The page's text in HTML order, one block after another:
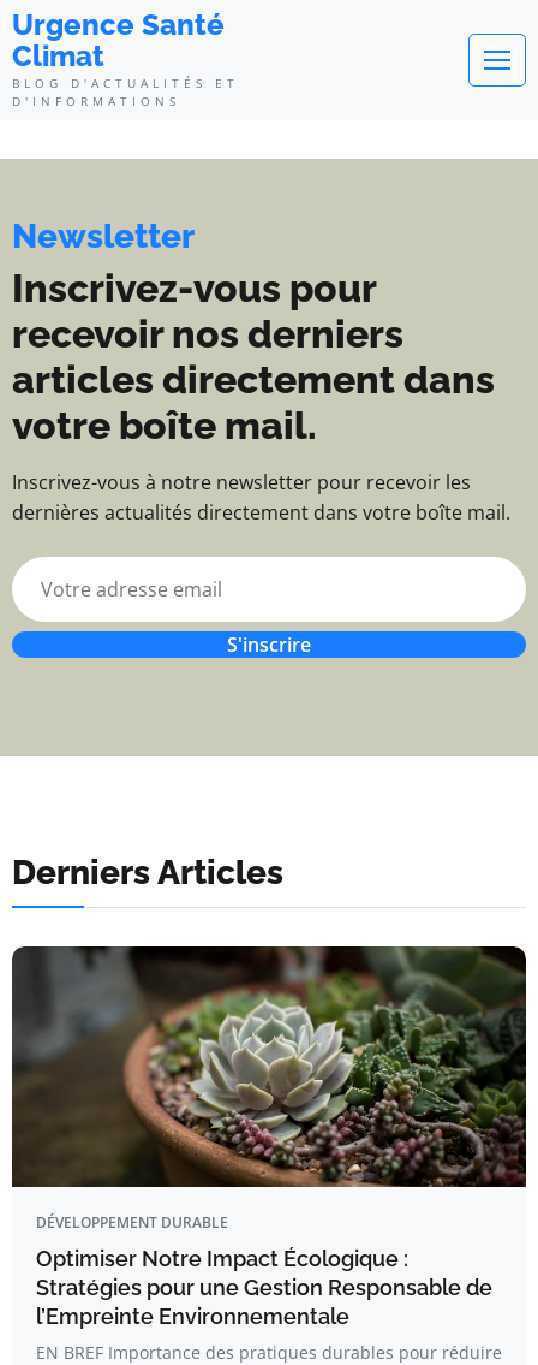
Urgence Santé Climat - Blog
Urgence Santé
Climat
BLOG D'ACTUALITÉS ET
D'INFORMATIONS
Newsletter
Inscrivez-vous pour
recevoir nos derniers
articles directement dans
votre boîte mail.
Inscrivez-vous à notre newsletter pour recevoir les
dernières actualités directement dans votre boîte mail.
S'inscrire
Derniers Articles
DÉVELOPPEMENT DURABLE
Optimiser Notre Impact Écologique :
Stratégies pour une Gestion Responsable de
l’Empreinte Environnementale
EN BREF Importance des pratiques durables pour réduire